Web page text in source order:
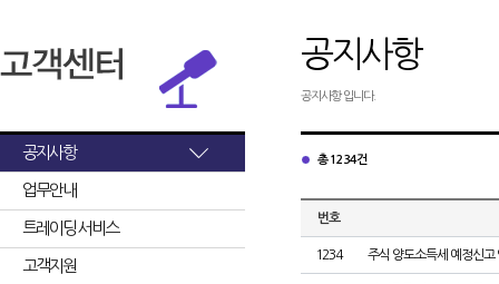
공지사항
업무안내
트레이딩 서비스
고객지원
공지사항
공지사항 입니다.
총 1234건
번호
1234 주식 양도소득세 예정신고